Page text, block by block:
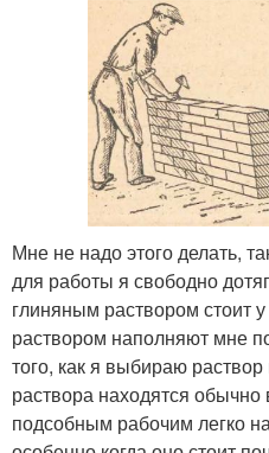
Мне не надо этого делать,
для работы я свободно
глиняным раствором стоит
раствором наполняют мне
того, как я выбираю
раствора находятся обычно
подсобным рабочим легко